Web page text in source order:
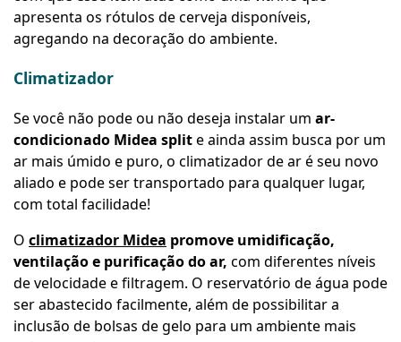
apresenta os rótulos de cerveja disponíveis,
agregando na decoração do ambiente.
Climatizador
Se você não pode ou não deseja instalar um ar-
condicionado Midea splite ainda assim busca por um
ar mais úmido e puro, o climatizador de ar é seu novo
aliado e pode ser transportado para qualquer lugar,
com total facilidade!
O climatizador Midea promove umidificação,
ventilação e purificação do ar, com diferentes níveis
de velocidade e filtragem. O reservatório de água pode
ser abastecido facilmente, além de possibilitar a
inclusão de bolsas de gelo para um ambiente mais